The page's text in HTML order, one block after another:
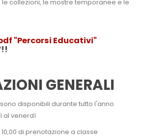
collezioni, le mostre temporanee e le
"Percorsi Educativi"
GENERALI
disponibili durante tutto l'anno
al venerdì
di prenotazione a classe